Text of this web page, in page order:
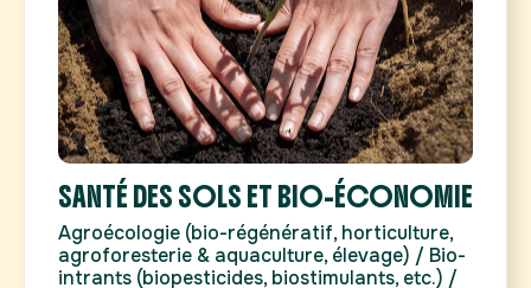
SANTÉ DES SOLS ET BIO-ÉCONOMIE
Agroécologie (bio-régénératif, horticulture,
agroforesterie & aquaculture, élevage) / Bio-
intrants (biopesticides, biostimulants, etc.) /